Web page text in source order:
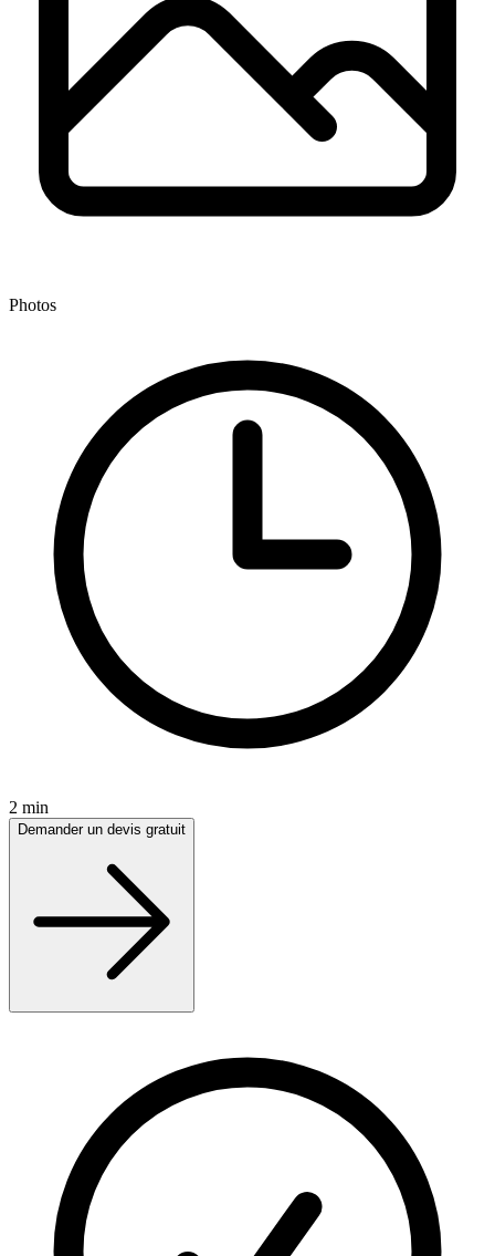
Photos
2 min
Demander un devis gratuit